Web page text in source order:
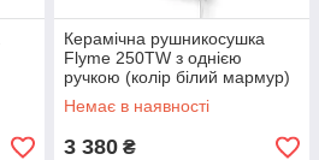
Керамічна рушникосушка
Flyme 250TW з однією
ручкою (колір білий мармур)
Немає в наявності
3 380 ₴